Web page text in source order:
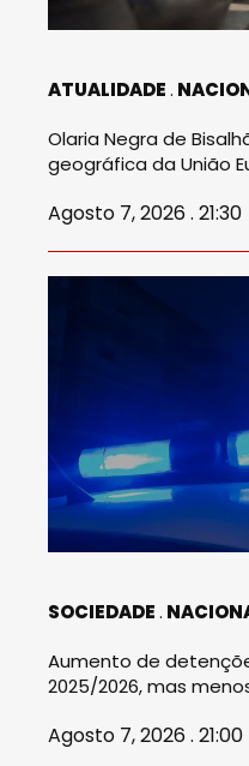
ATUALIDADE
Olaria Negra de
geográfica da União
Agosto 7, 2026 . 21:30
SOCIEDADE
Aumento de
2025/2026, mas
Agosto 7, 2026 . 21:00